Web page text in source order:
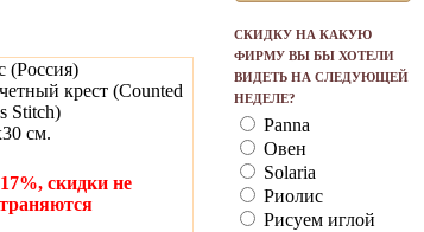
(Россия)
крест (Counted
Stitch)
см.
скидки не
СКИДКУ НА КАКУЮ
ФИРМУ ВЫ БЫ ХОТЕЛИ
ВИДЕТЬ НА СЛЕДУЮЩЕЙ
НЕДЕЛЕ?
Panna
Овен
Solaria
Риолис
Рисуем иглой